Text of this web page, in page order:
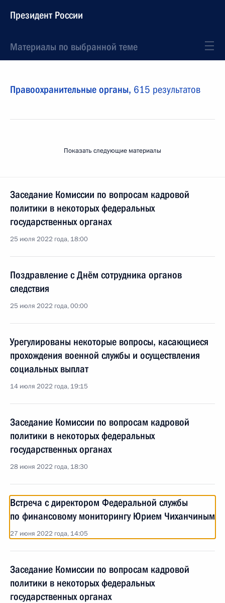
Президент России
Материалы по выбранной теме
Правоохранительные органы, 615 результатов
Показать следующие материалы
Заседание Комиссии по вопросам кадровой
политики в некоторых федеральных
государственных органах
25 июля 2022 года, 18:00
Поздравление с Днём сотрудника органов
следствия
25 июля 2022 года, 00:00
Урегулированы некоторые вопросы, касающиеся
прохождения военной службы и осуществления
социальных выплат
14 июля 2022 года, 19:15
Заседание Комиссии по вопросам кадровой
политики в некоторых федеральных
государственных органах
28 июня 2022 года, 18:30
Встреча с директором Федеральной службы
по финансовому мониторингу Юрием Чиханчиным
27 июня 2022 года, 14:05
Заседание Комиссии по вопросам кадровой
политики в некоторых федеральных
государственных органах